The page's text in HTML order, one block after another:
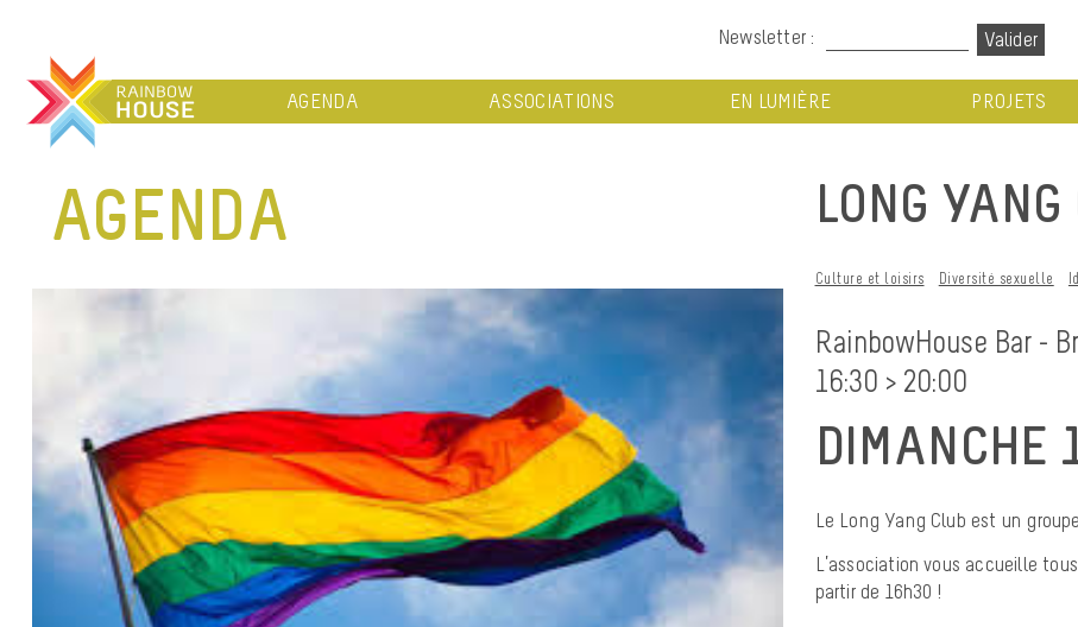
Newsletter :
AGENDA ASSOCIATIONS EN LUMIÈRE PROJETS
AGENDA LONG YANG
Culture et loisirs Diversité sexuelle
RainbowHouse Bar -
16:30 > 20:00
DIMANCHE
Le Long Yang Club est un
L’association vous accueille
partir de 16h30 !